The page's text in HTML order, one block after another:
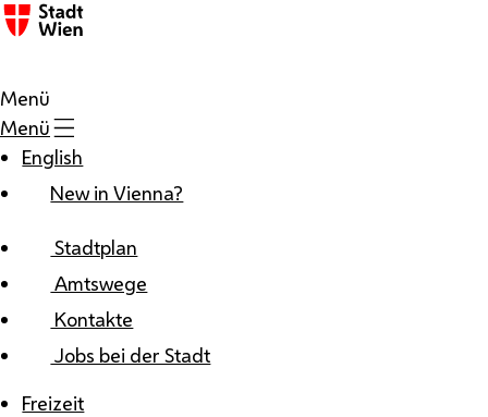
Zum Inhalt
Menü
Menü
English
New in Vienna?
Stadtplan
Amtswege
Kontakte
Jobs bei der Stadt
Freizeit